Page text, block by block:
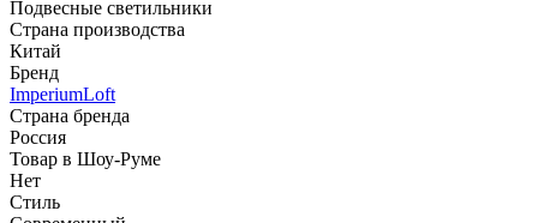
Подвесные светильники
Страна производства
Китай
Бренд
ImperiumLoft
Страна бренда
Россия
Товар в Шоу-Руме
Нет
Стиль